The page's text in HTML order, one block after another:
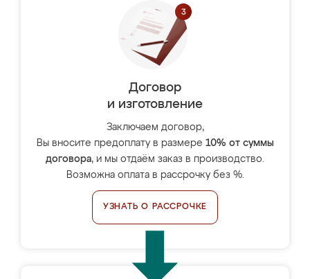
Договор
и изготовление
Заключаем договор,
Вы вносите предоплату в размере 10% от суммы
договора, и мы отдаём заказ в производство.
Возможна оплата в рассрочку без %.
УЗНАТЬ О РАССРОЧКЕ